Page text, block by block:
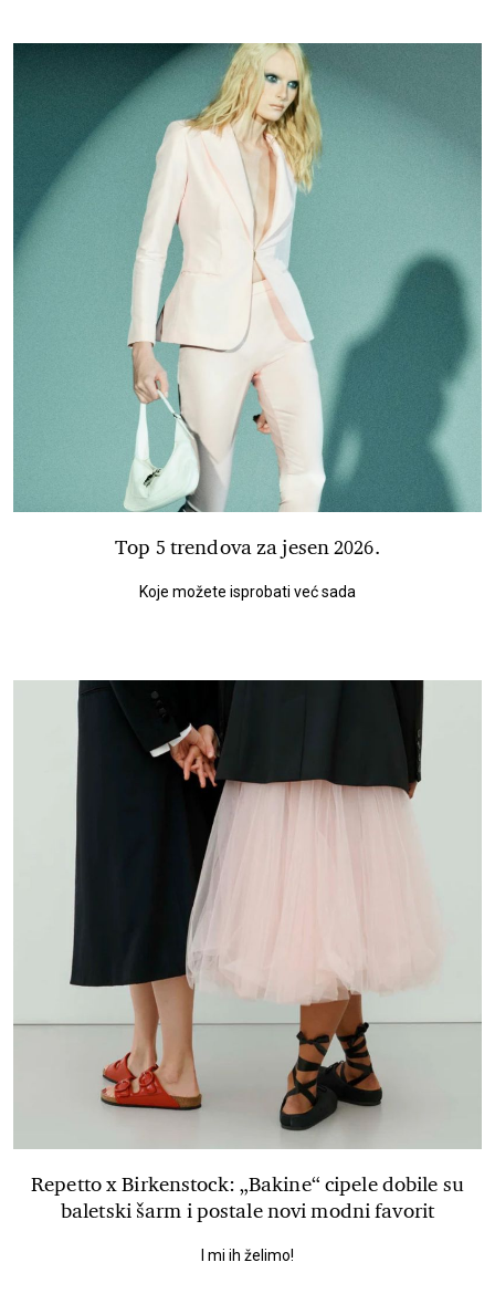
Top 5 trendova za jesen 2026.
Koje možete isprobati već sada
Repetto x Birkenstock: „Bakine“ cipele dobile su
baletski šarm i postale novi modni favorit
I mi ih želimo!